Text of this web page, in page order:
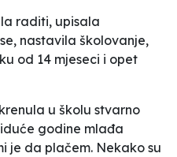
raditi, upisala
nastavila školovanje,
od 14 mjeseci i opet
u školu stvarno
godine mlađa
je da plačem. Nekako su